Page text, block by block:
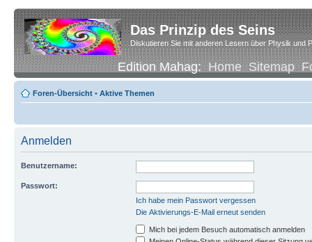
Das Prinzip des Seins
Diskutieren Sie mit anderen Lesern über Physik und
Edition Mahag:Home Sitemap
Foren-Übersicht • Aktive Themen
Anmelden
Benutzername:
Passwort:
Ich habe mein Passwort vergessen
Die Aktivierungs-E-Mail erneut senden
Mich bei jedem Besuch automatisch anmelden